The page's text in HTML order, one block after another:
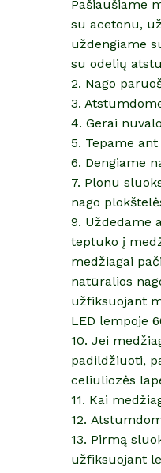
Pašiaušiame
su acetonu,
uždengiame
su odelių
2. Nago
3.
4. Gerai
5. Tepame
6. Dengiame
7. Plonu
nago
9. Uždedame
teptuko į
medžiagai
natūralios
užfiksuojant
LED lempoje
10. Jei
padildžiuoti,
celiuliozės
11. Kai
12.
13. Pirmą
užfiksuojant